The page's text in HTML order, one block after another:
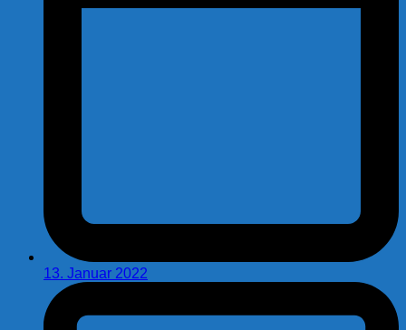
13. Januar 2022